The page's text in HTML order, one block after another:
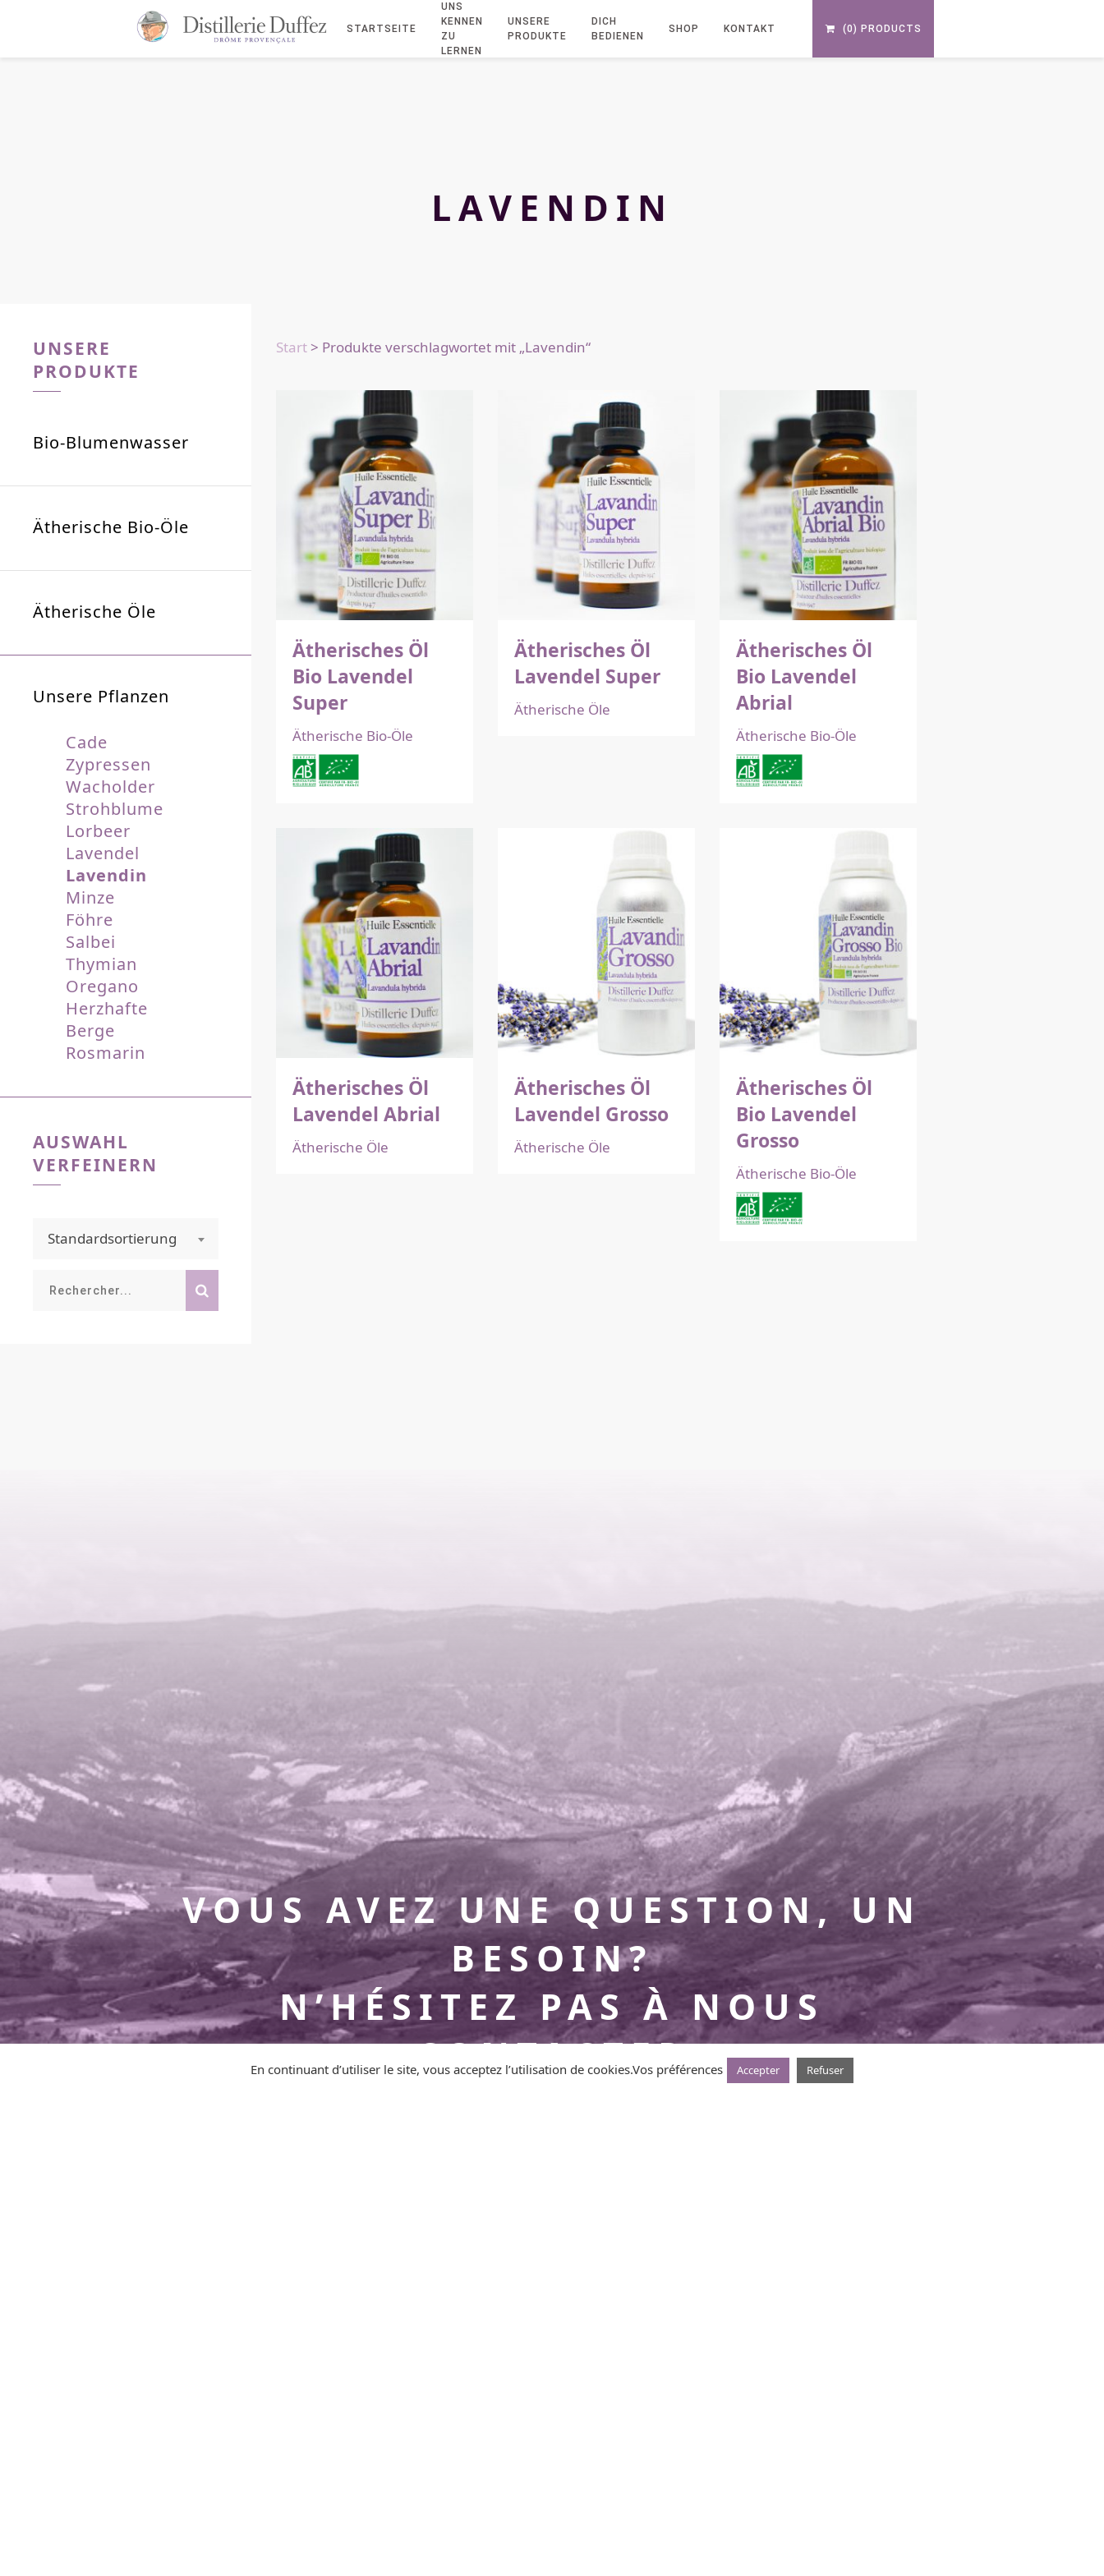
STARTSEITE
UNS
KENNEN
ZU
LERNEN
UNSERE
PRODUKTE
DICH
BEDIENEN
SHOP KONTAKT (0) PRODUCTS
LAVENDIN
UNSERE
PRODUKTE
Bio-Blumenwasser
Ätherische Bio-Öle
Ätherische Öle
Unsere Pflanzen
Cade
Zypressen
Wacholder
Strohblume
Lorbeer
Lavendel
Lavendin
Minze
Föhre
Salbei
Thymian
Oregano
Herzhafte
Berge
Rosmarin
AUSWAHL
VERFEINERN
Standardsortierung
Start > Produkte verschlagwortet mit „Lavendin“
Ätherisches Öl
Bio Lavendel
Super
Ätherische Bio-Öle
Ätherisches Öl
Lavendel Super
Ätherische Öle
Ätherisches Öl
Bio Lavendel
Abrial
Ätherische Bio-Öle
Ätherisches Öl
Lavendel Abrial
Ätherische Öle
Ätherisches Öl
Lavendel Grosso
Ätherische Öle
Ätherisches Öl
Bio Lavendel
Grosso
Ätherische Bio-Öle
VOUS AVEZ UNE QUESTION, UN
BESOIN?
N’HÉSITEZ PAS À NOUS
CONTACTER
En continuant d’utiliser le site, vous acceptez l’utilisation de cookies.Vos préférences Accepter Refuser